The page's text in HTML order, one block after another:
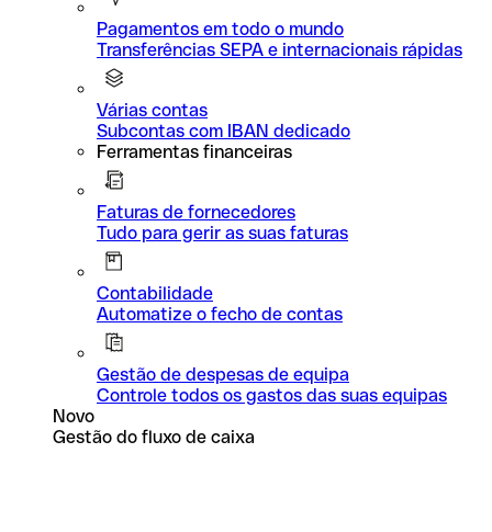
Pagamentos em todo o mundo
Transferências SEPA e internacionais rápidas
Várias contas
Subcontas com IBAN dedicado
Ferramentas financeiras
Faturas de fornecedores
Tudo para gerir as suas faturas
Contabilidade
Automatize o fecho de contas
Gestão de despesas de equipa
Controle todos os gastos das suas equipas
Novo
Gestão do fluxo de caixa